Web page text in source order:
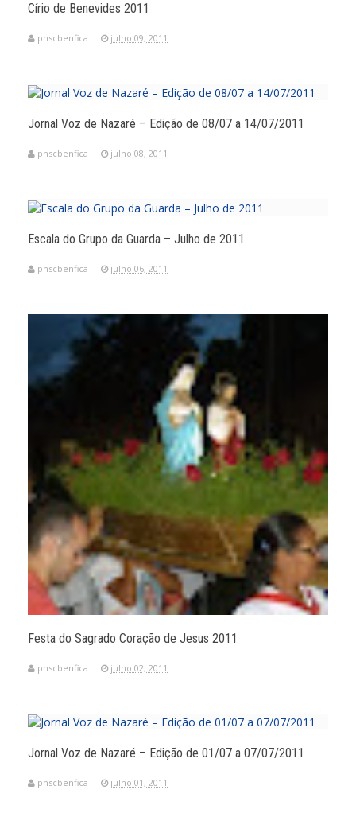
Círio de Benevides 2011
pnscbenfica julho 09, 2011
Jornal Voz de Nazaré – Edição de 08/07 a 14/07/2011
pnscbenfica julho 08, 2011
Escala do Grupo da Guarda – Julho de 2011
pnscbenfica julho 06, 2011
Festa do Sagrado Coração de Jesus 2011
pnscbenfica julho 02, 2011
Jornal Voz de Nazaré – Edição de 01/07 a 07/07/2011
pnscbenfica julho 01, 2011